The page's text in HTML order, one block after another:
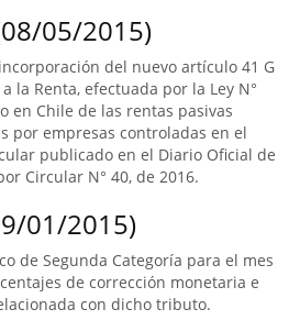
05/2015)
del nuevo artículo 41 G
la Renta, efectuada por la Ley N°
en Chile de las rentas pasivas
por empresas controladas en el
publicado en el Diario Oficial de
Circular N° 40, de 2016.
01/2015)
de Segunda Categoría para el mes
de corrección monetaria e
con dicho tributo.